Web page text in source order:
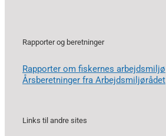
Rapporter og beretninger
Rapporter om fiskernes arbejdsmiljø
Årsberetninger fra Arbejdsmiljørådet
Links til andre sites